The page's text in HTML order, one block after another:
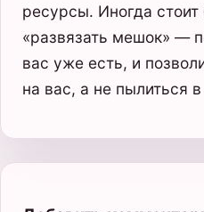
ресурсы. Иногда стоит
«развязать мешок» —
вас уже есть, и
на вас, а не пылиться